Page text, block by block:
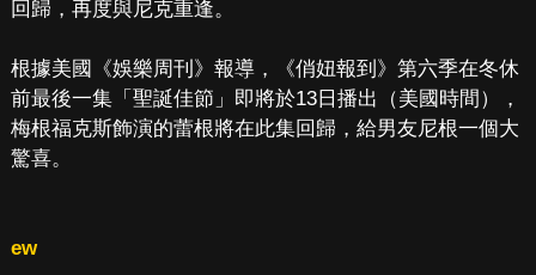
回歸，再度與尼克重逢。
根據美國《娛樂周刊》報導，《俏妞報到》第六季在冬休
前最後一集「聖誕佳節」即將於13日播出（美國時間），
梅根福克斯飾演的蕾根將在此集回歸，給男友尼根一個大
驚喜。
ew